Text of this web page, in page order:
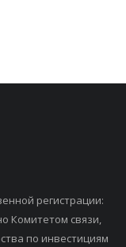
регистрации:
Комитетом связи,
по инвестициям